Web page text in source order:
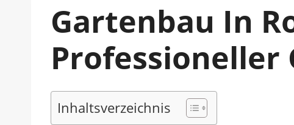
Gartenbau In
Inhaltsverzeichnis